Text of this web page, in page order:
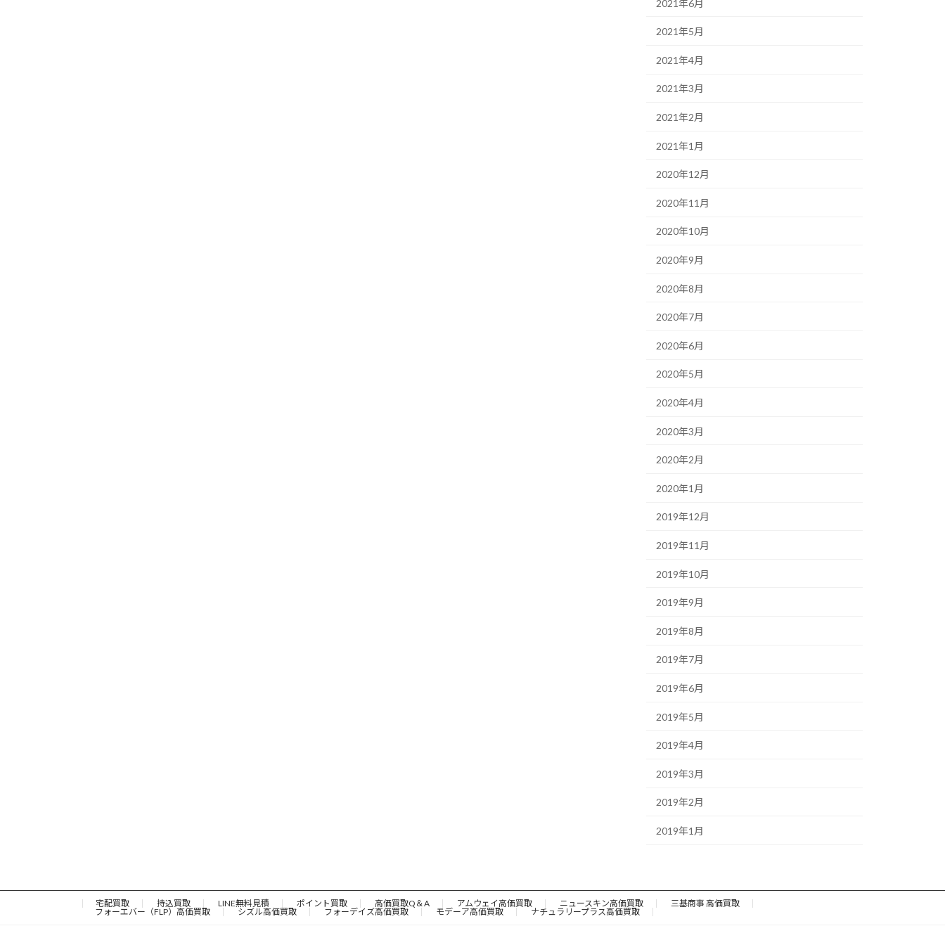
2021年6月
2021年5月
2021年4月
2021年3月
2021年2月
2021年1月
2020年12月
2020年11月
2020年10月
2020年9月
2020年8月
2020年7月
2020年6月
2020年5月
2020年4月
2020年3月
2020年2月
2020年1月
2019年12月
2019年11月
2019年10月
2019年9月
2019年8月
2019年7月
2019年6月
2019年5月
2019年4月
2019年3月
2019年2月
2019年1月
宅配買取 持込買取 LINE無料見積 ポイント買取 高価買取Q＆A アムウェイ高価買取 ニュースキン高価買取
三基商事 高価買取
フォーエバー（FLP）高価買取
シズル高価買取 フォーデイズ高価買取 モデーア高価買取 ナチュラリープラス高価買取